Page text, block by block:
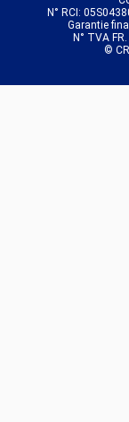
N° RCI:
Garantie
N° TVA
©